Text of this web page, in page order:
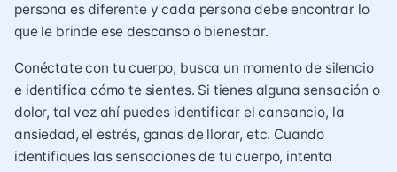
persona es diferente y cada persona debe encontrar lo
que le brinde ese descanso o bienestar.
Conéctate con tu cuerpo, busca un momento de silencio
e identifica cómo te sientes. Si tienes alguna sensación o
dolor, tal vez ahí puedes identificar el cansancio, la
ansiedad, el estrés, ganas de llorar, etc. Cuando
identifiques las sensaciones de tu cuerpo, intenta